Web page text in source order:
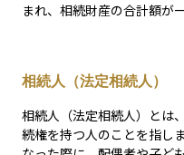
まれ、相続財産の合計額が
金はかかりません。しかし
合や相続人の数が少ない場
り、10％〜55％の累進税率が
に、相続税にはさまざまな
相続人（法定相続人）
相続人（法定相続人）とは
続権を持つ人のことを指し